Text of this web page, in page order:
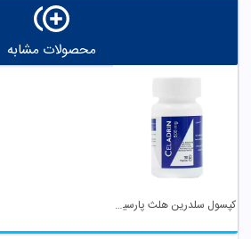
محصولات مشابه
کپسول سلدرین هلث پارسیان